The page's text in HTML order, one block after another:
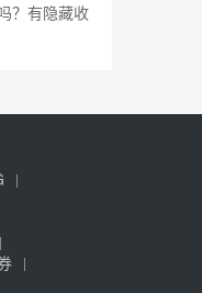
？有隐藏收